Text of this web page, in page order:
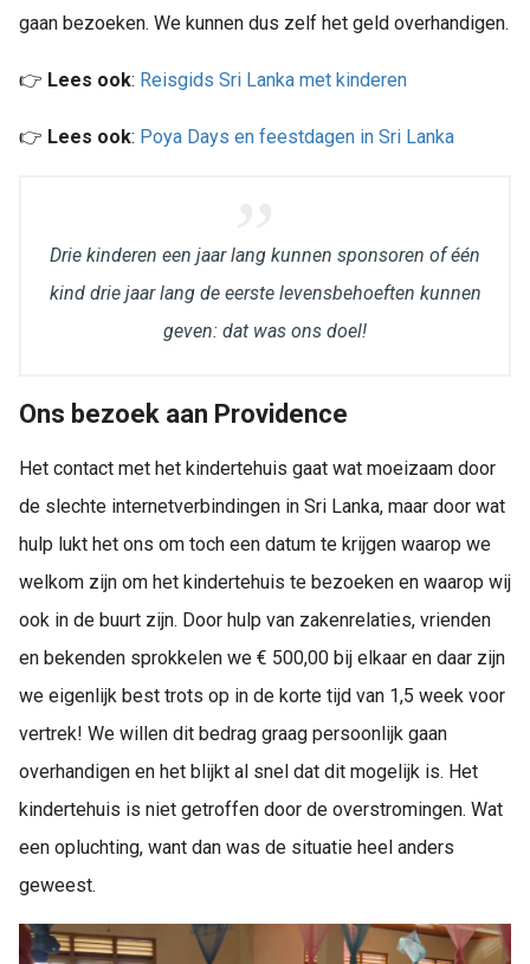
gaan bezoeken. We kunnen dus zelf het geld overhandigen.
👉 Lees ook: Reisgids Sri Lanka met kinderen
👉 Lees ook: Poya Days en feestdagen in Sri Lanka
Drie kinderen een jaar lang kunnen sponsoren of één
kind drie jaar lang de eerste levensbehoeften kunnen
geven: dat was ons doel!
Ons bezoek aan Providence
Het contact met het kindertehuis gaat wat moeizaam door
de slechte internetverbindingen in Sri Lanka, maar door wat
hulp lukt het ons om toch een datum te krijgen waarop we
welkom zijn om het kindertehuis te bezoeken en waarop wij
ook in de buurt zijn. Door hulp van zakenrelaties, vrienden
en bekenden sprokkelen we € 500,00 bij elkaar en daar zijn
we eigenlijk best trots op in de korte tijd van 1,5 week voor
vertrek! We willen dit bedrag graag persoonlijk gaan
overhandigen en het blijkt al snel dat dit mogelijk is. Het
kindertehuis is niet getroffen door de overstromingen. Wat
een opluchting, want dan was de situatie heel anders
geweest.